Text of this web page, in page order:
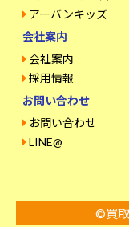
アーバンキッズ
会社案内
会社案内
採用情報
お問い合わせ
お問い合わせ
LINE@
©買